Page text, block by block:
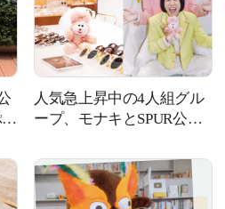
人気急上昇中の4人組グル
ープ、モナキとSPUR公式
がトーク！